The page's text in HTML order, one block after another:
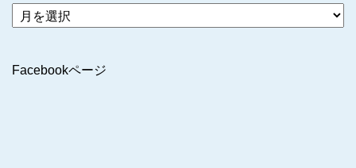
ア
ー
ブ
Facebookページ